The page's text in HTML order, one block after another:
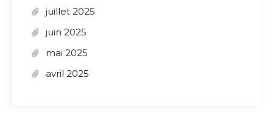
juillet 2025
juin 2025
mai 2025
avril 2025